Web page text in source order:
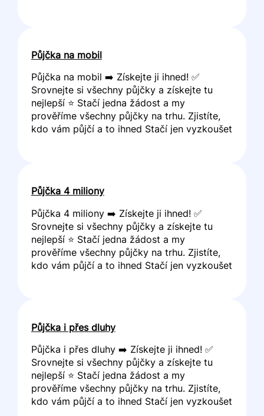
Půjčka na mobil
Půjčka na mobil ➡️ Získejte ji ihned! ✅
Srovnejte si všechny půjčky a získejte tu
nejlepší ⭐ Stačí jedna žádost a my
prověříme všechny půjčky na trhu. Zjistíte,
kdo vám půjčí a to ihned Stačí jen vyzkoušet
Půjčka 4 miliony
Půjčka 4 miliony ➡️ Získejte ji ihned! ✅
Srovnejte si všechny půjčky a získejte tu
nejlepší ⭐ Stačí jedna žádost a my
prověříme všechny půjčky na trhu. Zjistíte,
kdo vám půjčí a to ihned Stačí jen vyzkoušet
Půjčka i přes dluhy
Půjčka i přes dluhy ➡️ Získejte ji ihned! ✅
Srovnejte si všechny půjčky a získejte tu
nejlepší ⭐ Stačí jedna žádost a my
prověříme všechny půjčky na trhu. Zjistíte,
kdo vám půjčí a to ihned Stačí jen vyzkoušet